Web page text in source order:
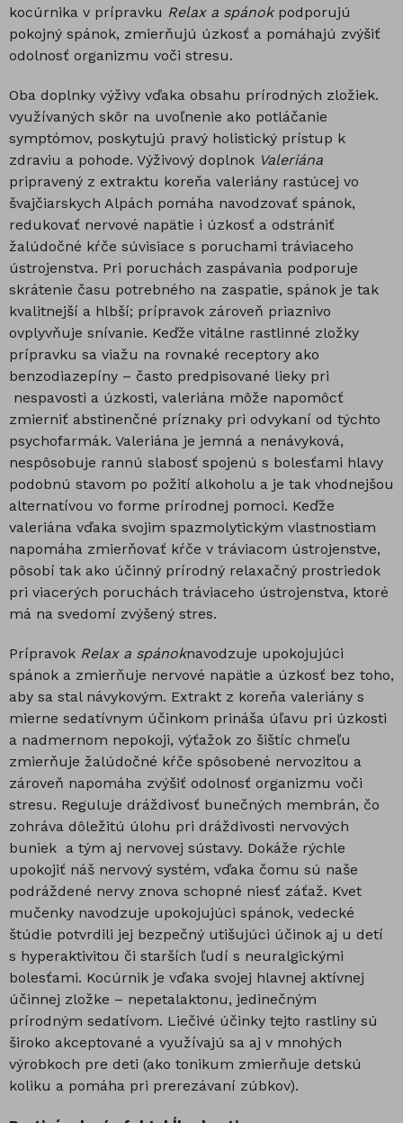
kocúrnika v prípravku Relax a spánokpodporujú
pokojný spánok, zmierňujú úzkosť a pomáhajú zvýšiť
odolnosť organizmu voči stresu.
Oba doplnky výživy vďaka obsahu prírodných zložiek.
využívaných skôr na uvoľnenie ako potláčanie
symptómov, poskytujú pravý holistický prístup k
zdraviu a pohode. Výživový doplnok Valeriána
pripravený z extraktu koreňa valeriány rastúcej vo
švajčiarskych Alpách pomáha navodzovať spánok,
redukovať nervové napätie i úzkosť a odstrániť
žalúdočné kŕče súvisiace s poruchami tráviaceho
ústrojenstva. Pri poruchách zaspávania podporuje
skrátenie času potrebného na zaspatie, spánok je tak
kvalitnejší a hlbší; prípravok zároveň priaznivo
ovplyvňuje snívanie. Keďže vitálne rastlinné zložky
prípravku sa viažu na rovnaké receptory ako
benzodiazepíny – často predpisované lieky pri
nespavosti a úzkosti, valeriána môže napomôcť
zmierniť abstinenčné príznaky pri odvykaní od týchto
psychofarmák. Valeriána je jemná a nenávyková,
nespôsobuje rannú slabosť spojenú s bolesťami hlavy
podobnú stavom po požití alkoholu a je tak vhodnejšou
alternatívou vo forme prírodnej pomoci. Keďže
valeriána vďaka svojim spazmolytickým vlastnostiam
napomáha zmierňovať kŕče v tráviacom ústrojenstve,
pôsobí tak ako účinný prírodný relaxačný prostriedok
pri viacerých poruchách tráviaceho ústrojenstva, ktoré
má na svedomí zvýšený stres.
Prípravok Relax a spánoknavodzuje upokojujúci
spánok a zmierňuje nervové napätie a úzkosť bez toho,
aby sa stal návykovým. Extrakt z koreňa valeriány s
mierne sedatívnym účinkom prináša úľavu pri úzkosti
a nadmernom nepokoji, výťažok zo šištíc chmeľu
zmierňuje žalúdočné kŕče spôsobené nervozitou a
zároveň napomáha zvýšiť odolnosť organizmu voči
stresu. Reguluje dráždivosť bunečných membrán, čo
zohráva dôležitú úlohu pri dráždivosti nervových
buniek a tým aj nervovej sústavy. Dokáže rýchle
upokojiť náš nervový systém, vďaka čomu sú naše
podráždené nervy znova schopné niesť záťaž. Kvet
mučenky navodzuje upokojujúci spánok, vedecké
štúdie potvrdili jej bezpečný utišujúci účinok aj u detí
s hyperaktivitou či starších ľudí s neuralgickými
bolesťami. Kocúrnik je vďaka svojej hlavnej aktívnej
účinnej zložke – nepetalaktonu, jedinečným
prírodným sedatívom. Liečivé účinky tejto rastliny sú
široko akceptované a využívajú sa aj v mnohých
výrobkoch pre deti (ako tonikum zmierňuje detskú
koliku a pomáha pri prerezávaní zúbkov).